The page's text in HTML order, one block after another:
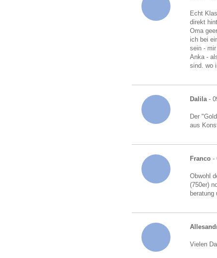
Echt
direkt
Oma
ich bei
sein -
Anka -
sind. wo
Dalila-
Der
aus
Franco -
Obwohl
(750er)
Vielen